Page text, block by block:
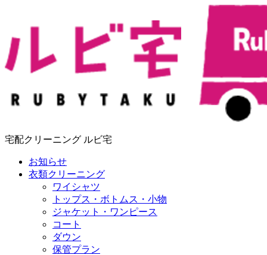
宅配クリーニング ルビ宅
お知らせ
衣類クリーニング
ワイシャツ
トップス・ボトムス・小物
ジャケット・ワンピース
コート
ダウン
保管プラン